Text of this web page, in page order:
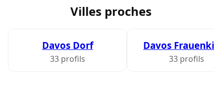
Villes proches
Davos Dorf
33 profils
Davos
33 profils